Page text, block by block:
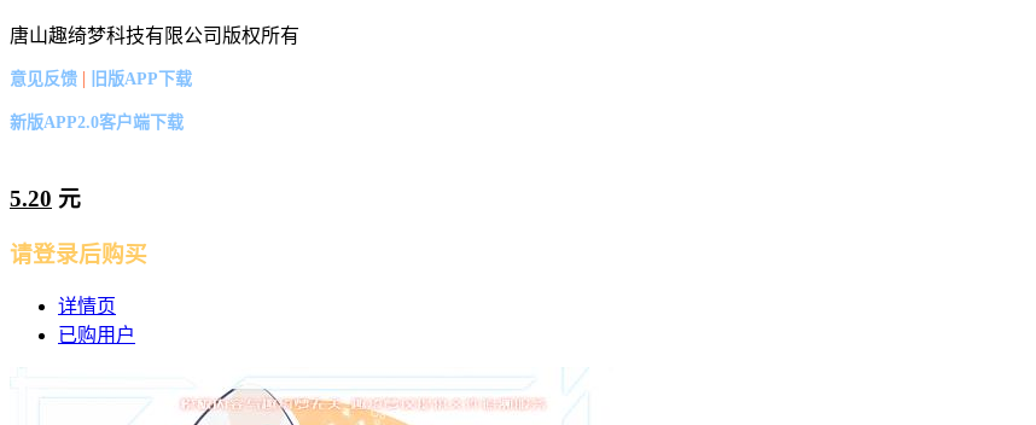
唐山趣绮梦科技有限公司版权所有
意见反馈 | 旧版APP下载
新版APP2.0客户端下载
5.20 元
请登录后购买
详情页
已购用户